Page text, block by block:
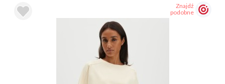
Znajdź
podobne